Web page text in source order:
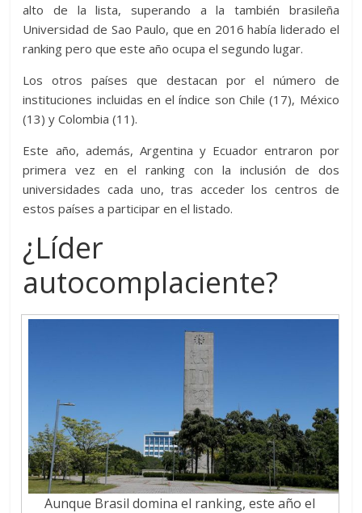
alto de la lista, superando a la también brasileña
Universidad de Sao Paulo, que en 2016 había liderado el
ranking pero que este año ocupa el segundo lugar.
Los otros países que destacan por el número de
instituciones incluidas en el índice son Chile (17), México
(13) y Colombia (11).
Este año, además, Argentina y Ecuador entraron por
primera vez en el ranking con la inclusión de dos
universidades cada uno, tras acceder los centros de
estos países a participar en el listado.
¿Líder
autocomplaciente?
Aunque Brasil domina el ranking, este año el